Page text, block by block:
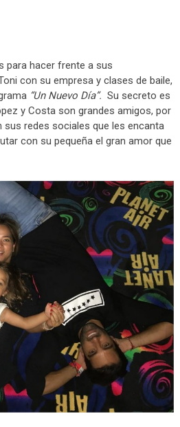
para hacer frente a sus
con su empresa y clases de baile,
“Un Nuevo Día”. Su secreto es
y Costa son grandes amigos, por
sus redes sociales que les encanta
con su pequeña el gran amor que